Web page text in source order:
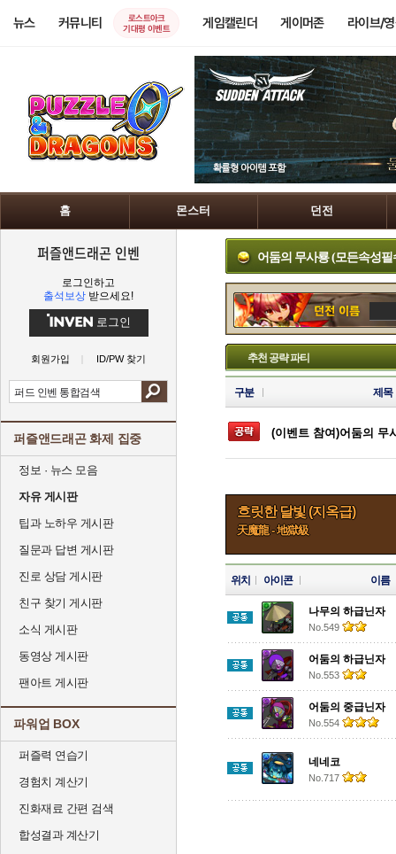
뉴스 커뮤니티
로스트아크
기대평 이벤트
게임캘린더 게이머존 라이브/
홈 몬스터 던전
퍼즐앤드래곤 인벤
로그인하고
출석보상 받으세요!
로그인
회원가입 ID/PW 찾기
퍼즐앤드래곤 화제 집중
정보 · 뉴스 모음
자유 게시판
팁과 노하우 게시판
질문과 답변 게시판
진로 상담 게시판
친구 찾기 게시판
소식 게시판
동영상 게시판
팬아트 게시판
파워업 BOX
퍼즐력 연습기
경험치 계산기
진화재료 간편 검색
합성결과 계산기
어둠의 무사룡 (모든속성필
추천 공략 파티
구분 제목
(이벤트 참여)어둠의 무
흐릿한 달빛 (지옥급)
天魔龍 - 地獄級
위치 아이콘 이름
나무의 하급닌자
No.549
어둠의 하급닌자
No.553
어둠의 중급닌자
No.554
네네코
No.717